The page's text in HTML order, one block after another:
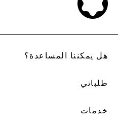
هل يمكننا المساعدة؟
طلباتي
خدمات